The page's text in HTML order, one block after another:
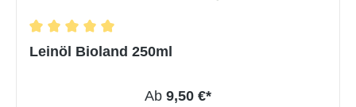
Durchschnittliche Bewertung von 5 von 5
Leinöl Bioland 250ml
Ab 9,50 €*